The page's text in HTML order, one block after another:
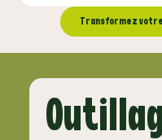
Transformez